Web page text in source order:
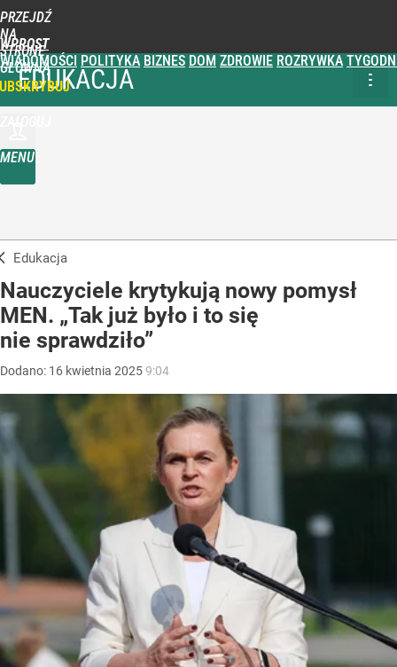
PRZEJDŹ
NA
STRONĘ
GŁÓWNĄ
WPROST
WIADOMOŚCI POLITYKA BIZNES DOM ZDROWIE ROZRYWKA
MENU
EDUKACJA
Edukacja
Nauczyciele krytykują nowy pomysł
MEN. „Tak już było i to się
nie sprawdziło”
Dodano: 16 kwietnia 20259:04